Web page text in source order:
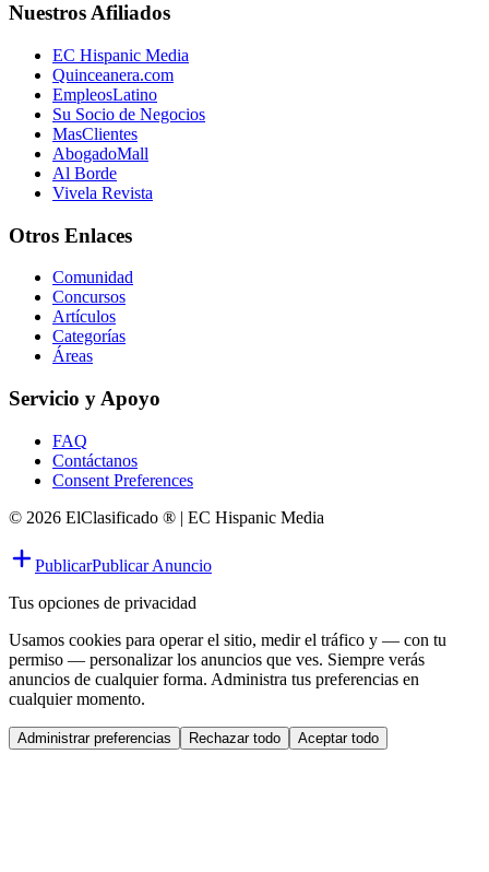
Nuestros Afiliados
EC Hispanic Media
Quinceanera.com
EmpleosLatino
Su Socio de Negocios
MasClientes
AbogadoMall
Al Borde
Vivela Revista
Otros Enlaces
Comunidad
Concursos
Artículos
Categorías
Áreas
Servicio y Apoyo
FAQ
Contáctanos
Consent Preferences
© 2026 ElClasificado ® | EC Hispanic Media
PublicarPublicar Anuncio
Tus opciones de privacidad
Usamos cookies para operar el sitio, medir el tráfico y — con tu
permiso — personalizar los anuncios que ves. Siempre verás
anuncios de cualquier forma. Administra tus preferencias en
cualquier momento.
Administrar preferencias Rechazar todo Aceptar todo